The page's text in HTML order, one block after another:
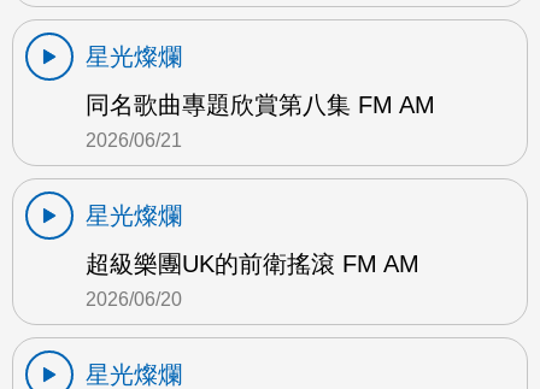
星光燦爛
同名歌曲專題欣賞第八集 FM AM
2026/06/21
星光燦爛
超級樂團UK的前衛搖滾 FM AM
2026/06/20
星光燦爛